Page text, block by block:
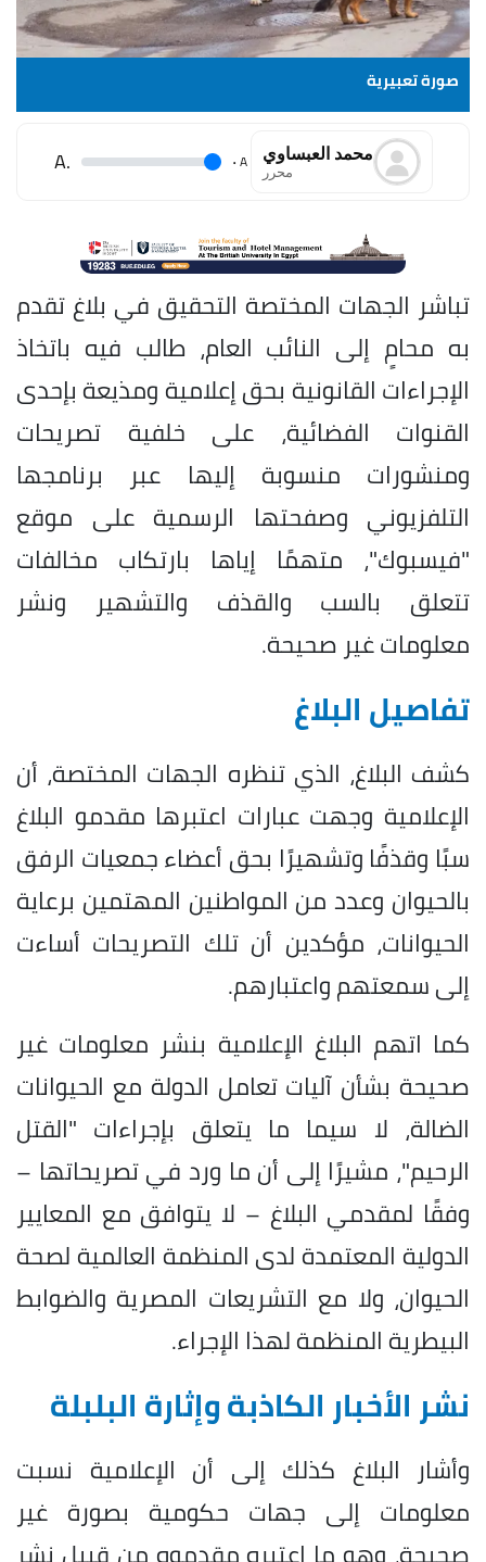
صورة تعبيرية
محمد العبساوي
محرر A
.
.A
تباشر الجهات المختصة التحقيق في بلاغ تقدم
به محامٍ إلى النائب العام، طالب فيه باتخاذ
الإجراءات القانونية بحق إعلامية ومذيعة بإحدى
القنوات الفضائية، على خلفية تصريحات
ومنشورات منسوبة إليها عبر برنامجها
التلفزيوني وصفحتها الرسمية على موقع
"فيسبوك"، متهمًا إياها بارتكاب مخالفات
تتعلق بالسب والقذف والتشهير ونشر
معلومات غير صحيحة.
تفاصيل البلاغ
كشف البلاغ، الذي تنظره الجهات المختصة، أن
الإعلامية وجهت عبارات اعتبرها مقدمو البلاغ
سبًا وقذفًا وتشهيرًا بحق أعضاء جمعيات الرفق
بالحيوان وعدد من المواطنين المهتمين برعاية
الحيوانات، مؤكدين أن تلك التصريحات أساءت
إلى سمعتهم واعتبارهم.
كما اتهم البلاغ الإعلامية بنشر معلومات غير
صحيحة بشأن آليات تعامل الدولة مع الحيوانات
الضالة، لا سيما ما يتعلق بإجراءات "القتل
الرحيم"، مشيرًا إلى أن ما ورد في تصريحاتها –
وفقًا لمقدمي البلاغ – لا يتوافق مع المعايير
الدولية المعتمدة لدى المنظمة العالمية لصحة
الحيوان، ولا مع التشريعات المصرية والضوابط
البيطرية المنظمة لهذا الإجراء.
نشر الأخبار الكاذبة وإثارة البلبلة
وأشار البلاغ كذلك إلى أن الإعلامية نسبت
معلومات إلى جهات حكومية بصورة غير